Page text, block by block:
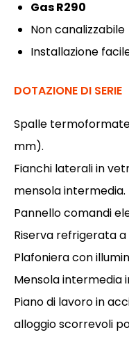
Gas R290
Non canalizzabile
Installazione
DOTAZIONE DI SERIE
Spalle
mm).
Fianchi laterali in
mensola intermedia.
Pannello comandi
Riserva refrigerata
Plafoniera con
Mensola
Piano di lavoro in
alloggio scorrevoli